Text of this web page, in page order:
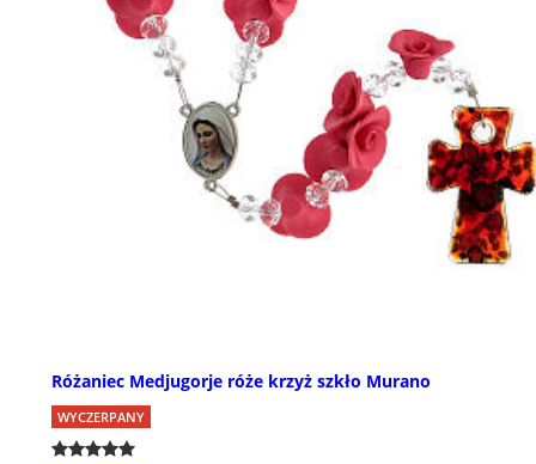
Różaniec Medjugorje róże krzyż szkło Murano
WYCZERPANY